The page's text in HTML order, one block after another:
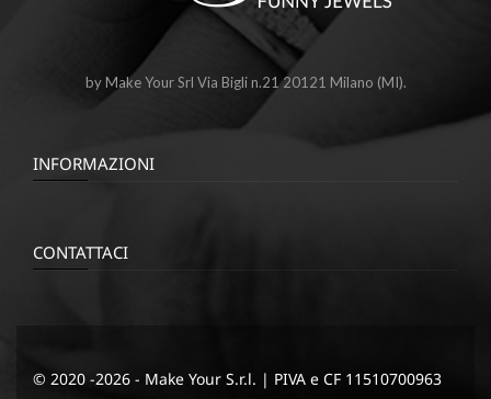
by Make Your Srl Via Bigli n.21 20121 Milano (MI).
INFORMAZIONI
CONTATTACI
© 2020 -2026 - Make Your S.r.l. | PIVA e CF 11510700963